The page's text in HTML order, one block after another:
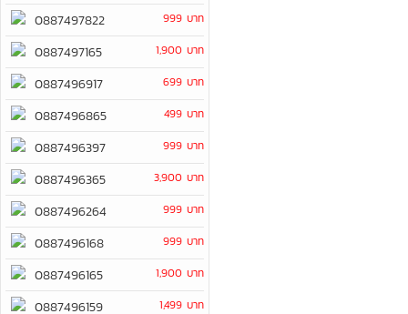
0887497822 999 บาท
0887497165 1,900 บาท
0887496917 699 บาท
0887496865 499 บาท
0887496397 999 บาท
0887496365 3,900 บาท
0887496264 999 บาท
0887496168 999 บาท
0887496165 1,900 บาท
0887496159 1,499 บาท